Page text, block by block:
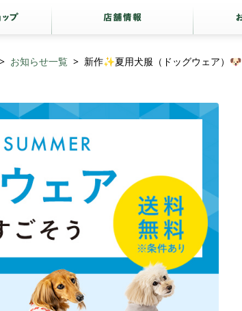
お知らせ一覧 新作✨夏用犬服（ドッグウェア）🐶